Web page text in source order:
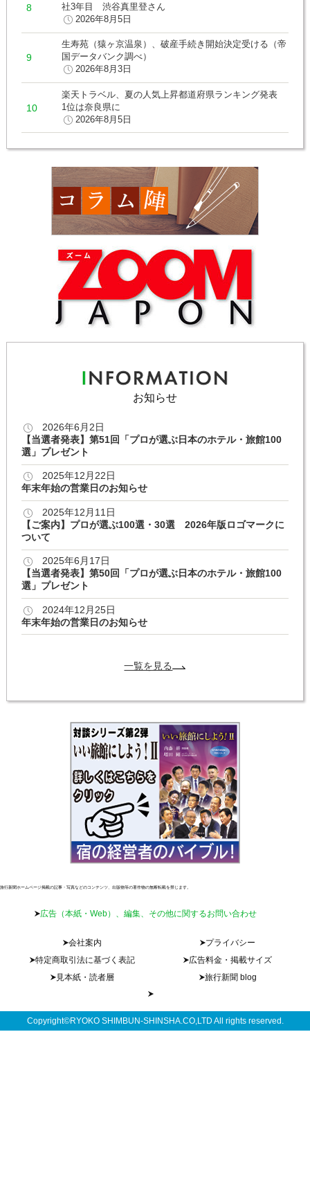
社3年目 渋谷真里登さん
2026年8月5日
生寿苑（猿ヶ京温泉）、破産手続き開始決定受ける（帝
国データバンク調べ）
2026年8月3日
楽天トラベル、夏の人気上昇都道府県ランキング発表
1位は奈良県に
2026年8月5日
お知らせ
2026年6月2日
【当選者発表】第51回「プロが選ぶ日本のホテル・旅館100
選」プレゼント
2025年12月22日
年末年始の営業日のお知らせ
2025年12月11日
【ご案内】プロが選ぶ100選・30選 2026年版ロゴマークに
ついて
2025年6月17日
【当選者発表】第50回「プロが選ぶ日本のホテル・旅館100
選」プレゼント
2024年12月25日
年末年始の営業日のお知らせ
一覧を見る
旅行新聞ホームページ掲載の記事・写真などのコンテンツ、出版物等の著作物の無断転載を禁じます。
広告（本紙・Web）、編集、その他に関するお問い合わせ
会社案内
プライバシー
特定商取引法に基づく表記
広告料金・掲載サイズ
見本紙・読者層
旅行新聞 blog
Copyright©RYOKO SHIMBUN-SHINSHA.CO,LTD All rights reserved.